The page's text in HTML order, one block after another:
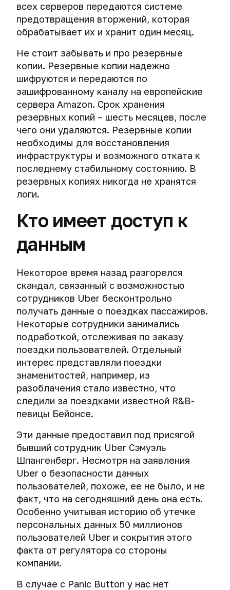
всех серверов передаются системе
предотвращения вторжений, которая
обрабатывает их и хранит один месяц.
Не стоит забывать и про резервные
копии. Резервные копии надежно
шифруются и передаются по
зашифрованному каналу на европейские
сервера Amazon. Срок хранения
резервных копий – шесть месяцев, после
чего они удаляются. Резервные копии
необходимы для восстановления
инфраструктуры и возможного отката к
последнему стабильному состоянию. В
резервных копиях никогда не хранятся
логи.
Кто имеет доступ к
данным
Некоторое время назад разгорелся
скандал, связанный с возможностью
сотрудников Uber бесконтрольно
получать данные о поездках пассажиров.
Некоторые сотрудники занимались
подработкой, отслеживая по заказу
поездки пользователей. Отдельный
интерес представляли поездки
знаменитостей, например, из
разоблачения стало известно, что
следили за поездками известной R&B-
певицы Бейонсе.
Эти данные предоставил под присягой
бывший сотрудник Uber Сэмуэль
Шпангенберг. Несмотря на заявления
Uber о безопасности данных
пользователей, похоже, ее не было, и не
факт, что на сегодняшний день она есть.
Особенно учитывая историю об утечке
персональных данных 50 миллионов
пользователей Uber и сокрытия этого
факта от регулятора со стороны
компании.
В случае с Panic Button у нас нет